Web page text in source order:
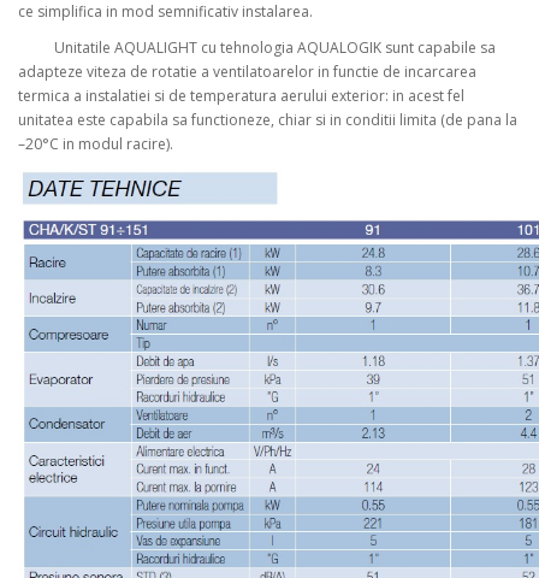
ce simplifica in mod semnificativ instalarea.
Unitatile AQUALIGHT cu tehnologia AQUALOGIK sunt capabile sa
adapteze viteza de rotatie a ventilatoarelor in functie de incarcarea
termica a instalatiei si de temperatura aerului exterior: in acest fel
unitatea este capabila sa functioneze, chiar si in conditii limita (de pana la
–20°C in modul racire).